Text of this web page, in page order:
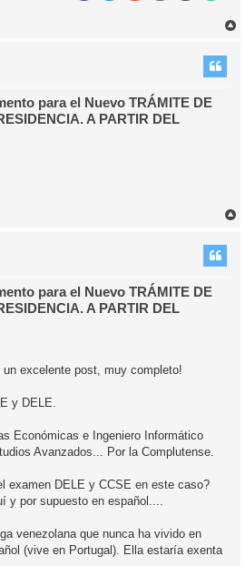
para el Nuevo TRÁMITE DE
A PARTIR DEL
para el Nuevo TRÁMITE DE
A PARTIR DEL
excelente post, muy completo!
y DELE.
Económicas e Ingeniero Informático
Avanzados... Por la Complutense.
examen DELE y CCSE en este caso?
y por supuesto en español....
venezolana que nunca ha vivido en
(vive en Portugal). Ella estaría exenta